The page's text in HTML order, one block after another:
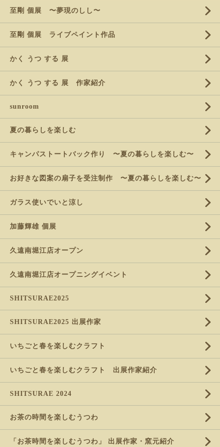
至剛 個展 〜夢現のしし〜
至剛 個展 ライブペイント作品
かく うつ する 展
かく うつ する 展 作家紹介
sunroom
夏の暮らしを楽しむ
キャンパストートバック作り 〜夏の暮らしを楽しむ〜
お好きな図案の扇子を受注制作 〜夏の暮らしを楽しむ〜
ガラス使いでいと涼し
加藤輝雄 個展
久遠南堀江店オープン
久遠南堀江店オープニングイベント
SHITSURAE2025
SHITSURAE2025 出展作家
いちごと春を楽しむクラフト
いちごと春を楽しむクラフト 出展作家紹介
SHITSURAE 2024
お茶の時間を楽しむうつわ
「お茶時間を楽しむうつわ」 出展作家・窯元紹介